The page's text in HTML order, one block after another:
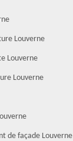
Louverne
Louverne
Louverne
de façade Louverne